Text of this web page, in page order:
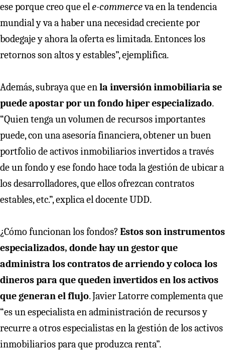
ese porque creo que ele-commerceva en la tendencia
mundial y va a haber una necesidad creciente por
bodegaje y ahora la oferta es limitada. Entonces los
retornos son altos y estables”, ejemplifica.
Además, subraya que enla inversión inmobiliaria se
puede apostar por un fondo hiper especializado.
“Quien tenga un volumen de recursos importantes
puede, con una asesoría financiera, obtener un buen
portfolio de activos inmobiliarios invertidos a través
de un fondo y ese fondo hace toda la gestión de ubicar a
los desarrolladores, que ellos ofrezcan contratos
estables, etc.”, explica el docente UDD.
¿Cómo funcionan los fondos? Estos son instrumentos
especializados, donde hay un gestor que
administra los contratos de arriendo y coloca los
dineros para que queden invertidos en los activos
que generan el flujo. Javier Latorre complementa que
“es un especialista en administración de recursos y
recurre a otros especialistas en la gestión de los activos
inmobiliarios para que produzca renta”.